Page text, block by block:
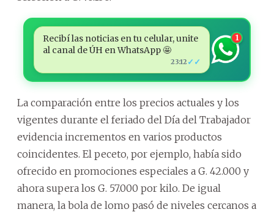
Recibí las noticias en tu celular, unite
al canal de ÚH en WhatsApp 🤩
23:12 ✓✓
1
La comparación entre los precios actuales y los
vigentes durante el feriado del Día del Trabajador
evidencia incrementos en varios productos
coincidentes. El peceto, por ejemplo, había sido
ofrecido en promociones especiales a G. 42.000 y
ahora supera los G. 57.000 por kilo. De igual
manera, la bola de lomo pasó de niveles cercanos a